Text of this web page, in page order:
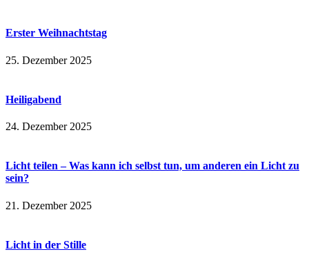
Erster Weihnachtstag
25. Dezember 2025
Heiligabend
24. Dezember 2025
Licht teilen – Was kann ich selbst tun, um anderen ein Licht zu
sein?
21. Dezember 2025
Licht in der Stille